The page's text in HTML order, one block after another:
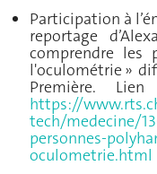
Participation à
reportage
comprendre les
l'oculométrie »
Première.
https://
tech/medecine/
personnes-
oculometrie.html